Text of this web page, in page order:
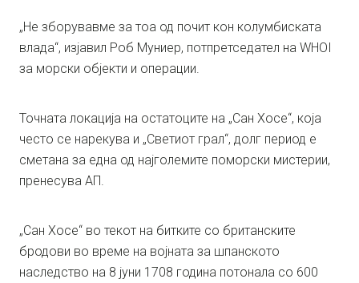
„Не зборувавме за тоа од почит кон колумбиската
влада“, изјавил Роб Муниер, потпретседател на WHOI
за морски објекти и операции.
Точната локација на остатоците на „Сан Хосе“, која
често се нарекува и „Светиот грал“, долг период е
сметана за една од најголемите поморски мистерии,
пренесува АП.
„Сан Хосе“ во текот на битките со британските
бродови во време на војната за шпанското
наследство на 8 јуни 1708 година потонала со 600